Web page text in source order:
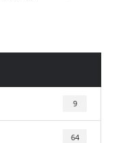
9
64